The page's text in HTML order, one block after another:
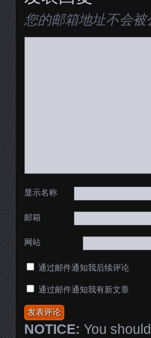
您的邮箱地址不会被
显示名称
邮箱
网站
通过邮件通知我后续评论
通过邮件通知我有新文章
NOTICE: You